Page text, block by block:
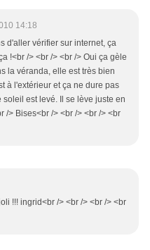
14:18
d'aller vérifier sur internet, ça
!<br /> <br /> <br /> Oui ça gèle
la véranda, elle est très bien
à l'extérieur et ça ne dure pas
soleil est levé. Il se lève juste en
/> Bises<br /> <br /> <br /> <br
!!! ingrid<br /> <br /> <br /> <br